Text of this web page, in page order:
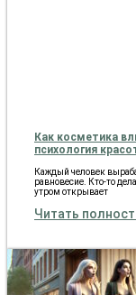
Как косметика
психология
Каждый человек
равновесие. Кто-то
утром открывает
Читать